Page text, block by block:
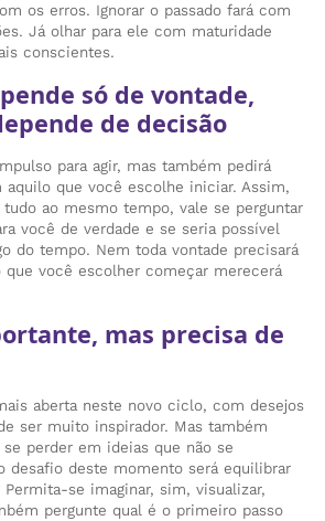
os erros. Ignorar o passado fará com
Já olhar para ele com maturidade
conscientes.
só de vontade,
de decisão
para agir, mas também pedirá
aquilo que você escolhe iniciar. Assim,
ao mesmo tempo, vale se perguntar
você de verdade e se seria possível
do tempo. Nem toda vontade precisará
que você escolher começar merecerá
mas precisa de
aberta neste novo ciclo, com desejos
ser muito inspirador. Mas também
perder em ideias que não se
desafio deste momento será equilibrar
se imaginar, sim, visualizar,
pergunte qual é o primeiro passo